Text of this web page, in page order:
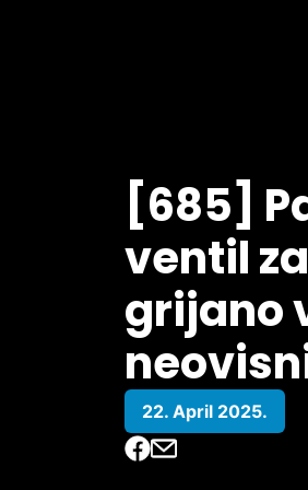
[685]
ventil
grijano
22. April 2025.